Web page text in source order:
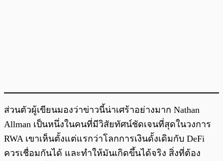
ส่วนตัวผู้เขียนมองว่าข่าวนี้น่าเศร้าอย่างมาก Nathan
Allman เป็นหนึ่งในคนที่มีวิสัยทัศน์ชัดเจนที่สุดในวงการ
RWA เขาเห็นตั้งแต่แรกว่าโลกการเงินดั้งเดิมกับ DeFi
ควรเชื่อมกันได้ และทำให้มันเกิดขึ้นได้จริง สิ่งที่ต้อง